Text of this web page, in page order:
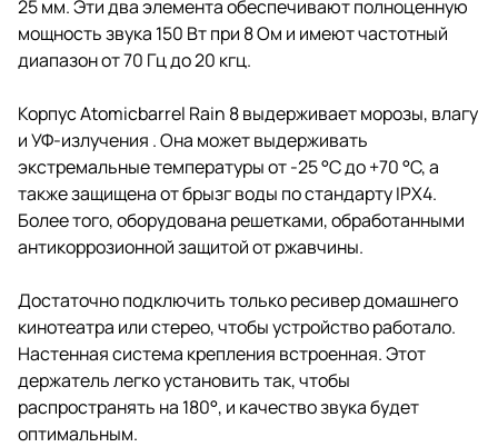
25 мм. Эти два элемента обеспечивают полноценную
мощность звука 150 Вт при 8 Ом и имеют частотный
диапазон от 70 Гц до 20 кгц.
Корпус Atomicbarrel Rain 8 выдерживает морозы, влагу
и УФ-излучения . Она может выдерживать
экстремальные температуры от -25 °C до +70 °C, а
также защищена от брызг воды по стандарту IPX4.
Более того, оборудована решетками, обработанными
антикоррозионной защитой от ржавчины.
Достаточно подключить только ресивер домашнего
кинотеатра или стерео, чтобы устройство работало.
Настенная система крепления встроенная. Этот
держатель легко установить так, чтобы
распространять на 180°, и качество звука будет
оптимальным.